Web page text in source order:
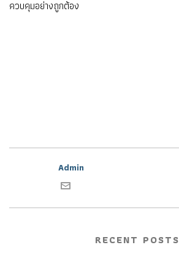
ควบคุมอย่างถูกต้อง
Admin
RECENT POSTS